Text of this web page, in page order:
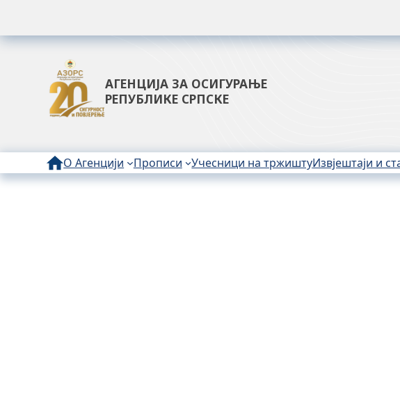
АГЕНЦИЈА ЗА ОСИГУРАЊЕ
РЕПУБЛИКЕ СРПСКЕ
О Агенцији Прописи Учесници на тржиштуИзвјештаји и
ЗАШТИТА ЛИЧНИХ ПОДАТАКА
Правила приватности Агенције за осигурање Републике Српске
Образац приговора
Прочитај више:
Т
И